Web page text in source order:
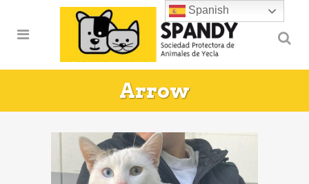
Arrow
Spanish